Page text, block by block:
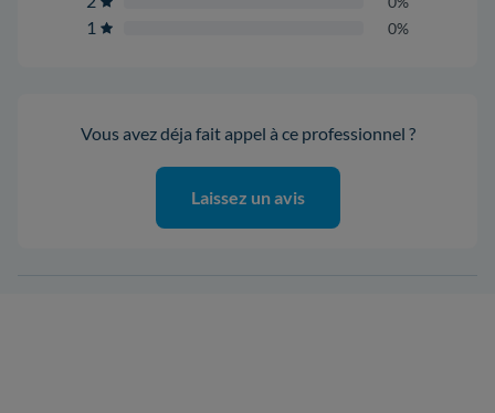
1 0%
Vous avez déja fait appel à ce professionnel ?
Laissez un avis